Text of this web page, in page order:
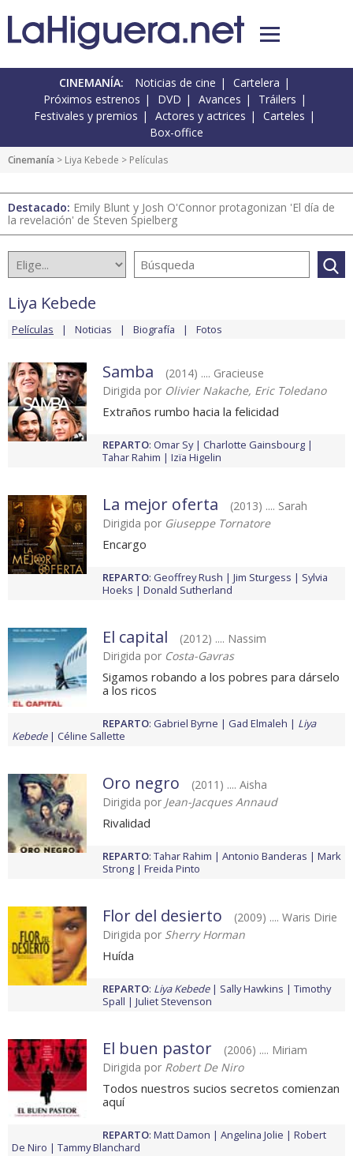
CINEMANÍA: Noticias de cine
Cartelera
Próximos estrenos
DVD Avances
Tráilers
Festivales y premios
Actores y actrices
Carteles
Box-office
Cinemanía > Liya Kebede > Películas
Destacado: Emily Blunt y Josh O'Connor protagonizan 'El día de
la revelación' de Steven Spielberg
Liya Kebede
Películas Noticias Biografía Fotos
Samba
(2014) .... Gracieuse
Dirigida por Olivier Nakache, Eric Toledano
Extraños rumbo hacia la felicidad
REPARTO: Omar Sy
Charlotte Gainsbourg
Tahar Rahim
Izïa Higelin
La mejor oferta
(2013) .... Sarah
Dirigida por Giuseppe Tornatore
Encargo
REPARTO: Geoffrey Rush Jim Sturgess
Sylvia
Hoeks
Donald Sutherland
El capital
(2012) .... Nassim
Dirigida por Costa-Gavras
Sigamos robando a los pobres para dárselo
a los ricos
REPARTO: Gabriel Byrne Gad Elmaleh
Liya
Kebede
Céline Sallette
Oro negro
(2011) .... Aisha
Dirigida por Jean-Jacques Annaud
Rivalidad
REPARTO: Tahar Rahim Antonio Banderas
Mark
Strong
Freida Pinto
Flor del desierto
(2009) .... Waris Dirie
Dirigida por Sherry Horman
Huída
REPARTO: Liya Kebede Sally Hawkins
Timothy
Spall
Juliet Stevenson
El buen pastor
(2006) .... Miriam
Dirigida por Robert De Niro
Todos nuestros sucios secretos comienzan
aquí
REPARTO: Matt Damon Angelina Jolie
Robert
De Niro
Tammy Blanchard